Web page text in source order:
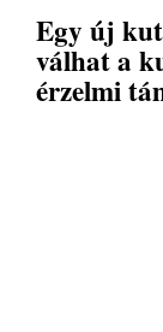
Egy új
válhat a
érzelmi